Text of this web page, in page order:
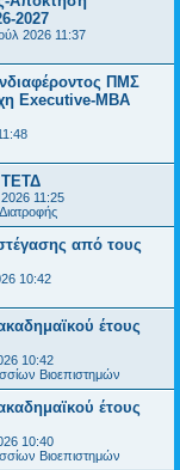
2027
2026 11:37
ΠΜΣ
Executive-MBΑ
11:25
από τους
10:42
έτους
10:42
Βιοεπιστημών
έτους
10:40
Βιοεπιστημών